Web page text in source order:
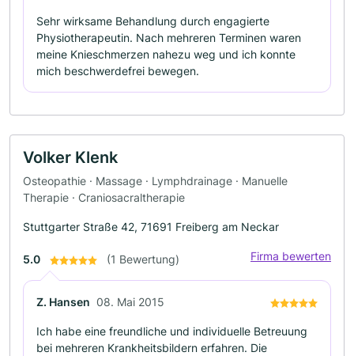
Sehr wirksame Behandlung durch engagierte
Physiotherapeutin. Nach mehreren Terminen waren
meine Knieschmerzen nahezu weg und ich konnte
mich beschwerdefrei bewegen.
Volker Klenk
Osteopathie · Massage · Lymphdrainage · Manuelle
Therapie · Craniosacraltherapie
Stuttgarter Straße 42, 71691 Freiberg am Neckar
5.0 (1 Bewertung) Firma bewerten
Z. Hansen 08. Mai 2015
Ich habe eine freundliche und individuelle Betreuung
bei mehreren Krankheitsbildern erfahren. Die